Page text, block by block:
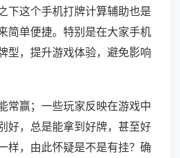
下这个手机打牌计算辅助也是
简单便捷。特别是在大家手机
型，提升游戏体验，避免影响
常赢；一些玩家反映在游戏中
好，总是能拿到好牌，甚至好
样，由此怀疑是不是有挂？确